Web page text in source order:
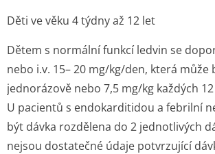
Děti ve věku 4 týdny až 12 let
Dětem s normální funkcí ledvin se
nebo i.v. 15– 20 mg/kg/den, která může
jednorázově nebo 7,5 mg/kg každých
U pacientů s endokarditidou a febrilní
být dávka rozdělena do 2 jednotlivých
nejsou dostatečné údaje potvrzující